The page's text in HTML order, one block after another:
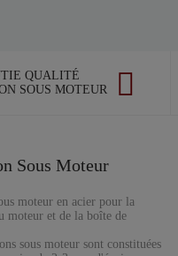
QUALITÉ
SOUS MOTEUR
Sous Moteur
moteur en acier pour la
moteur et de la boîte de
sous moteur sont constituées